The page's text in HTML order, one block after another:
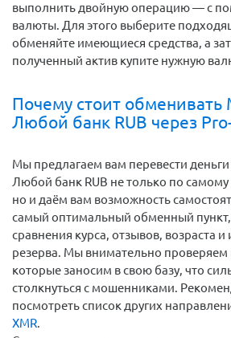
выполнить двойную операцию — с
валюты. Для этого выберите
обменяйте имеющиеся средства, а
полученный актив купите нужную
Почему стоит обменивать
Любой банк RUB через
Мы предлагаем вам перевести деньги
Любой банк RUB не только по
но и даём вам возможность
самый оптимальный обменный пункт,
сравнения курса, отзывов, возраста
резерва. Мы внимательно проверяем
которые заносим в свою базу, что
столкнуться с мошенниками.
посмотреть список других
XMR.